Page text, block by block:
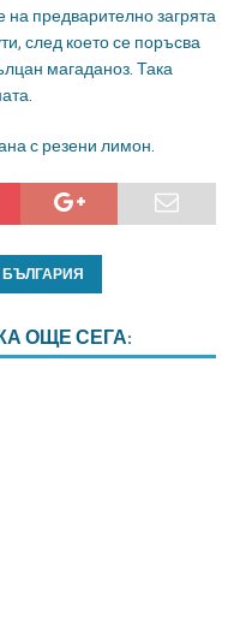
на предварително загрята
след което се поръсва
магаданоз. Така
с резени лимон.
БЪЛГАРИЯ
ОЩЕ СЕГА: